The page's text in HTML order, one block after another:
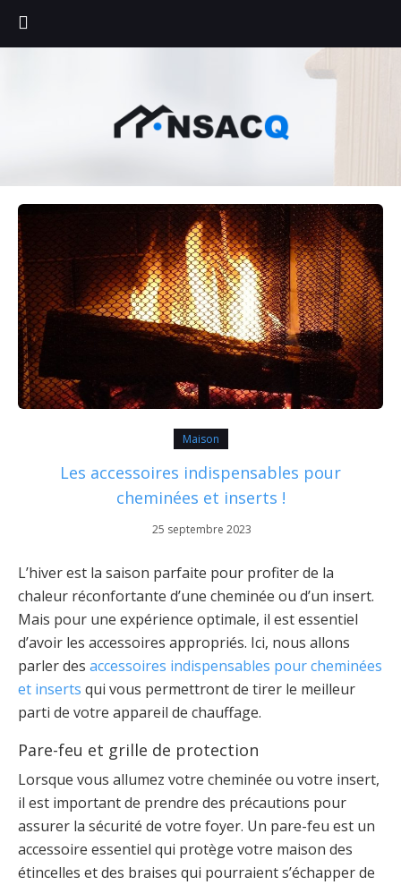
Maison
Les accessoires indispensables pour
cheminées et inserts !
25 septembre 2023
L’hiver est la saison parfaite pour profiter de la
chaleur réconfortante d’une cheminée ou d’un insert.
Mais pour une expérience optimale, il est essentiel
d’avoir les accessoires appropriés. Ici, nous allons
parler des accessoires indispensables pour cheminées
et inserts qui vous permettront de tirer le meilleur
parti de votre appareil de chauffage.
Pare-feu et grille de protection
Lorsque vous allumez votre cheminée ou votre insert,
il est important de prendre des précautions pour
assurer la sécurité de votre foyer. Un pare-feu est un
accessoire essentiel qui protège votre maison des
étincelles et des braises qui pourraient s’échapper de